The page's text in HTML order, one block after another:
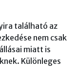
található az
nem csak
miatt is
Különleges